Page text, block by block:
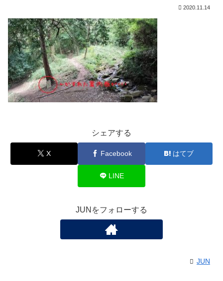
2020.11.14
シェアする
X Facebook はてブ
LINE
JUNをフォローする
JUN